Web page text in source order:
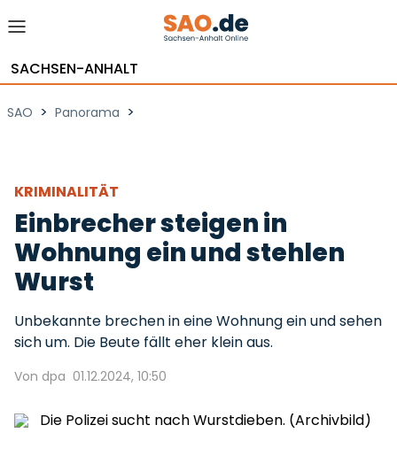
SACHSEN-ANHALT
SAO > Panorama >
KRIMINALITÄT
Einbrecher steigen in
Wohnung ein und stehlen
Wurst
Unbekannte brechen in eine Wohnung ein und sehen
sich um. Die Beute fällt eher klein aus.
Von dpa 01.12.2024, 10:50